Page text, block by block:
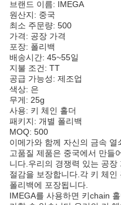
브랜드 이름: IMEGA
원산지: 중국
최소 주문량: 500
가격: 공장 가격
포장: 폴리백
배송시간: 45~55일
지불 조건: TT
공급 가능성: 제조업
색상: 은
무게: 25g
사용: 키 체인 홀더
패키지: 개별 폴리백
MOQ: 500
이메가와 함께 자신의 금속
고품질 제품은 중국에서 만들
니다.우리의 경쟁력 있는 공
절감을 보장합니다.각 키 체
폴리백에 포장됩니다.
IMEGA를 사용하면 키chain